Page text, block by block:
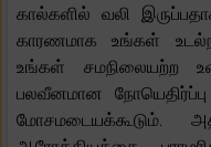
கால்களில் வலி
காரணமாக உங்கள்
உங்கள் சமநிலையற்ற
பலவீனமான
மோசமடையக்கூடும்.